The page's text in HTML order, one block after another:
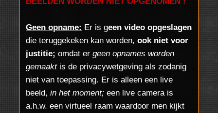
Geen opname: Er is geen video opgeslagen
die teruggekeken kan worden, ook niet voor
justitie; omdat er geen opnames worden
gemaaktis de privacywetgeving als zodanig
niet van toepassing. Er is alleen een live
beeld, in het moment; een live camera is
a.h.w. een virtueel raam waardoor men kijkt